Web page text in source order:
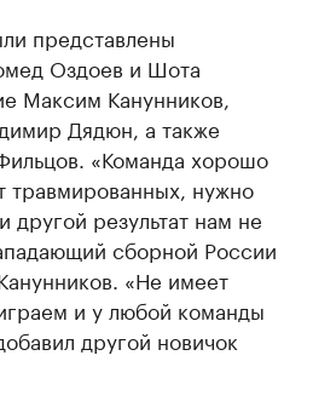
представлены
Оздоев и Шота
Максим Канунников,
Дядюн, а также
«Команда хорошо
травмированных, нужно
другой результат нам не
сборной России
«Не имеет
и у любой команды
другой новичок